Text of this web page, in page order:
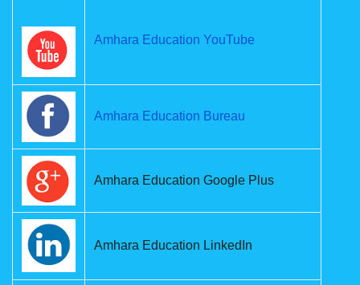
Amhara Education YouTube
Amhara Education Bureau
Amhara Education Google Plus
Amhara Education LinkedIn